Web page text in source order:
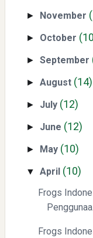
Yaqut Cholil
Mengenal Dampak
(BTC) dan Ekonomi
► November
► October
►September
►August (14)
► July (12)
► June (12)
► May (10)
▼April (10)
Frogs
Frogs